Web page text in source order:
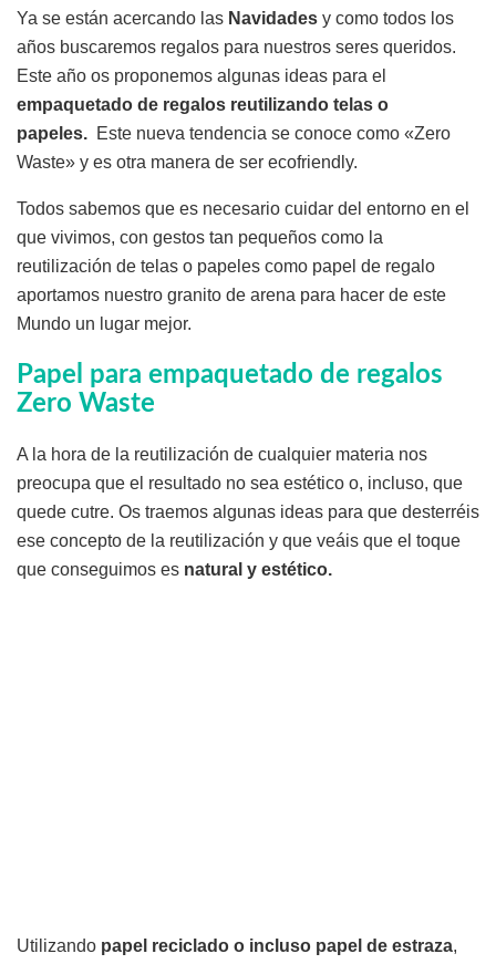
Ya se están acercando las Navidades y como todos los
años buscaremos regalos para nuestros seres queridos.
Este año os proponemos algunas ideas para el
empaquetado de regalos reutilizando telas o
papeles. Este nueva tendencia se conoce como «Zero
Waste» y es otra manera de ser ecofriendly.
Todos sabemos que es necesario cuidar del entorno en el
que vivimos, con gestos tan pequeños como la
reutilización de telas o papeles como papel de regalo
aportamos nuestro granito de arena para hacer de este
Mundo un lugar mejor.
Papel para empaquetado de regalos
Zero Waste
A la hora de la reutilización de cualquier materia nos
preocupa que el resultado no sea estético o, incluso, que
quede cutre. Os traemos algunas ideas para que desterréis
ese concepto de la reutilización y que veáis que el toque
que conseguimos es natural y estético.
Utilizando papel reciclado o incluso papel de estraza,